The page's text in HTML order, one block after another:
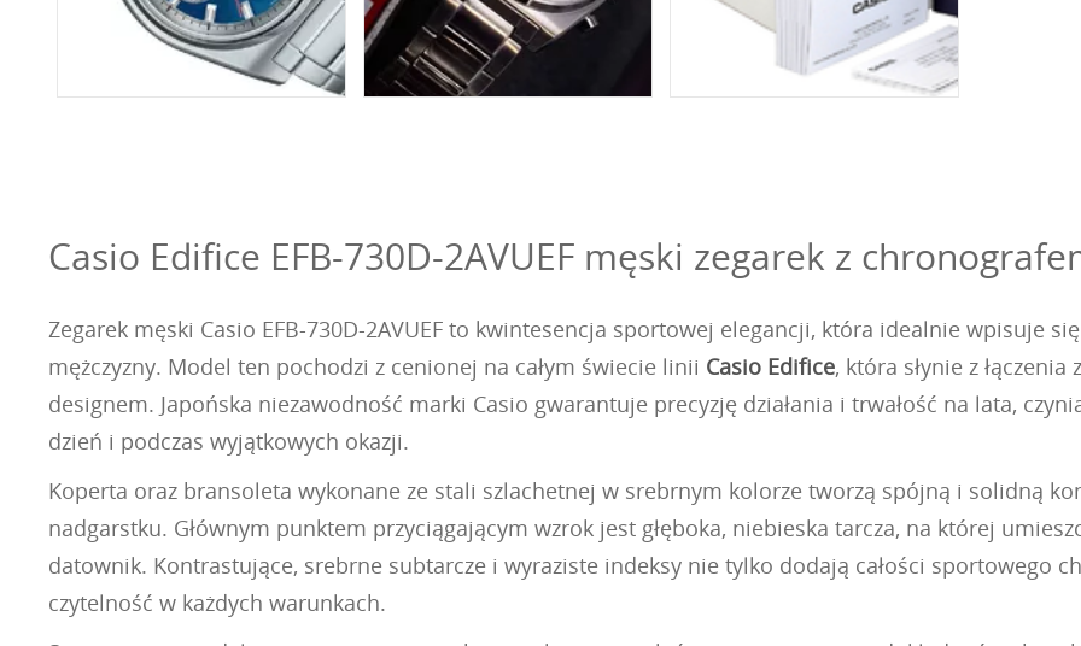
Casio Edifice EFB-730D-2AVUEF męski zegarek z
Zegarek męski Casio EFB-730D-2AVUEF to kwintesencja sportowej elegancji, która idealnie wpisuje
mężczyzny. Model ten pochodzi z cenionej na całym świecie linii Casio Edifice, która słynie z
designem. Japońska niezawodność marki Casio gwarantuje precyzję działania i trwałość na lata,
dzień i podczas wyjątkowych okazji.
Koperta oraz bransoleta wykonane ze stali szlachetnej w srebrnym kolorze tworzą spójną i solidną
nadgarstku. Głównym punktem przyciągającym wzrok jest głęboka, niebieska tarcza, na której
datownik. Kontrastujące, srebrne subtarcze i wyraziste indeksy nie tylko dodają całości sportowego
czytelność w każdych warunkach.